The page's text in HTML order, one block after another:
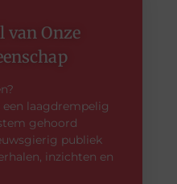
van Onze
een laagdrempelig
gehoord
publiek
inzichten en